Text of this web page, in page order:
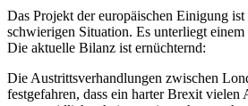
Das Projekt der europäischen Einigung
schwierigen Situation. Es unterliegt einem
Die aktuelle Bilanz ist ernüchternd:
Die Austrittsverhandlungen zwischen
festgefahren, dass ein harter Brexit vielen